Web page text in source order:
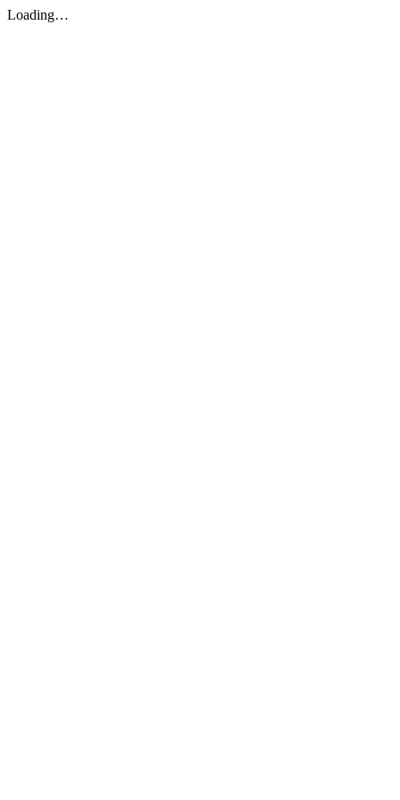
Loading…